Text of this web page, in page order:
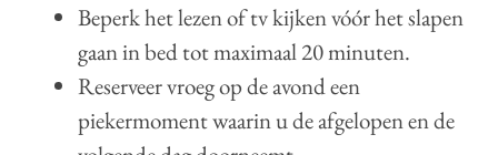
Beperk het lezen of tv kijken vóór het slapen
gaan in bed tot maximaal 20 minuten.
Reserveer vroeg op de avond een
piekermoment waarin u de afgelopen en de